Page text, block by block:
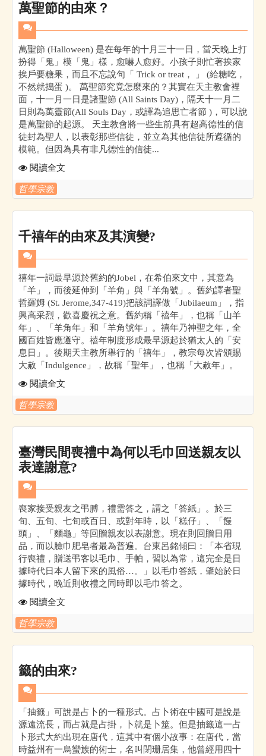
萬聖節的由來？
萬聖節 (Halloween) 是在每年的十月三十一日，當天晚上打
扮得「鬼」模「鬼」樣，愈嚇人愈好。小孩子則忙著挨家
挨戶要糖果，而且不忘說句「 Trick or treat， 」 (給糖吃，
不然就搗蛋 )。 萬聖節究竟怎麼來的？其實在天主教會裡
面，十一月一日是諸聖節 (All Saints Day)，隔天十一月二
日則為萬靈節(All Souls Day，或譯為追思亡者節 )，可以說
是萬聖節的起源。 天主教會將一些生前具有超高德性的信
徒封為聖人，以表彰那些信徒，並立為其他信徒所遵循的
模範。但因為具有非凡德性的信徒...
閱讀全文
哲學宗教
千禧年的由來及其演變?
禧年一詞最早源於舊約的Jobel，在希伯來文中，其意為
「羊」，而後延伸到「羊角」與「羊角號」。舊約譯者聖
哲羅姆 (St. Jerome,347-419)把該詞譯做「Jubilaeum」，指
興高采烈，歡喜慶祝之意。舊約稱「禧年」，也稱「山羊
年」、「羊角年」和「羊角號年」。禧年乃神聖之年，全
國百姓皆應遵守。禧年制度形成最早源起於猶太人的「安
息日」。後期天主教所舉行的「禧年」，教宗每次皆頒賜
大赦「Indulgence」，故稱「聖年」，也稱「大赦年」。
閱讀全文
哲學宗教
臺灣民間喪禮中為何以毛巾回送親友以
表達謝意?
喪家接受親友之弔膊，禮需答之，謂之「答紙」。於三
旬、五旬、七旬或百日、或對年時，以「糕仔」、「饅
頭」、「麵龜」等回贈親友以表謝意。現在則回贈日用
品，而以臉巾肥皂者最為普遍。台東呂銘傾曰：「本省現
行喪禮，贈送弔客以毛巾、手帕，習以為常，這完全是日
據時代日本人留下來的風俗…。」以毛巾答紙，肇始於日
據時代，晚近則收禮之同時即以毛巾答之。
閱讀全文
哲學宗教
籤的由來?
「抽籤」可說是占卜的一種形式。占卜術在中國可是說是
源遠流長，而占就是占掛，卜就是卜筮。但是抽籤這一占
卜形式大約出現在唐代，這其中有個小故事：在唐代，當
時益州有一烏蠻族的術士，名叫閉珊居集，他曾經用四十